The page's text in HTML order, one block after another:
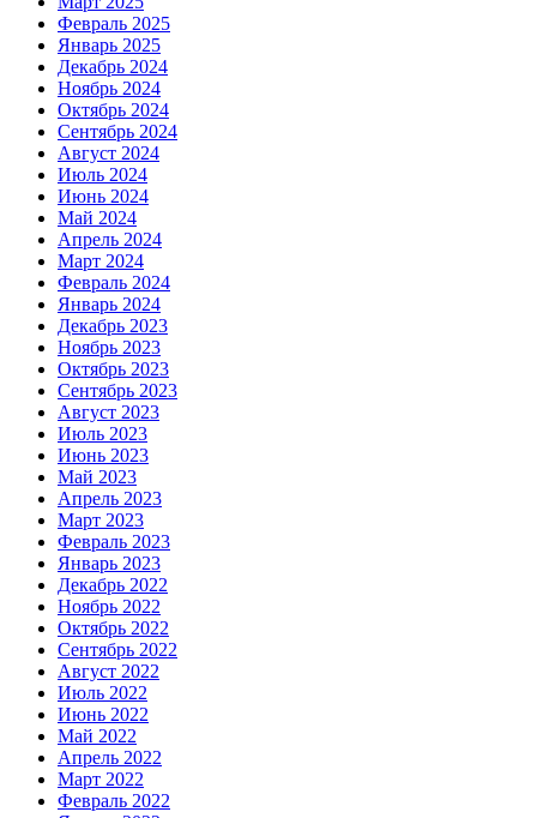
Февраль 2025
Январь 2025
Декабрь 2024
Ноябрь 2024
Октябрь 2024
Сентябрь 2024
Август 2024
Июль 2024
Июнь 2024
Май 2024
Апрель 2024
Март 2024
Февраль 2024
Январь 2024
Декабрь 2023
Ноябрь 2023
Октябрь 2023
Сентябрь 2023
Август 2023
Июль 2023
Июнь 2023
Май 2023
Апрель 2023
Март 2023
Февраль 2023
Январь 2023
Декабрь 2022
Ноябрь 2022
Октябрь 2022
Сентябрь 2022
Август 2022
Июль 2022
Июнь 2022
Май 2022
Апрель 2022
Март 2022
Февраль 2022